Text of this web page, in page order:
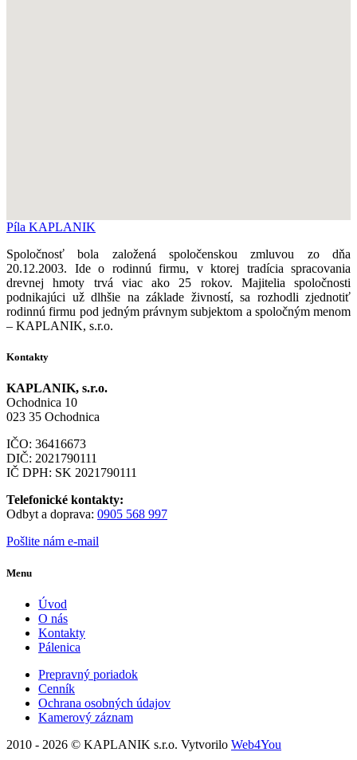
Píla KAPLANIK
Spoločnosť bola založená spoločenskou zmluvou zo dňa
20.12.2003. Ide o rodinnú firmu, v ktorej tradícia spracovania
drevnej hmoty trvá viac ako 25 rokov. Majitelia spoločnosti
podnikajúci už dlhšie na základe živností, sa rozhodli zjednotiť
rodinnú firmu pod jedným právnym subjektom a spoločným menom
– KAPLANIK, s.r.o.
Kontakty
KAPLANIK, s.r.o.
Ochodnica 10
023 35 Ochodnica
IČO: 36416673
DIČ: 2021790111
IČ DPH: SK 2021790111
Telefonické kontakty:
Odbyt a doprava: 0905 568 997
Pošlite nám e-mail
Menu
Úvod
O nás
Kontakty
Pálenica
Prepravný poriadok
Cenník
Ochrana osobných údajov
Kamerový záznam
2010 - 2026 © KAPLANIK s.r.o. Vytvorilo Web4You